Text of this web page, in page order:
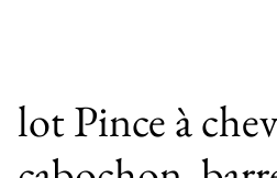
lot Pince à